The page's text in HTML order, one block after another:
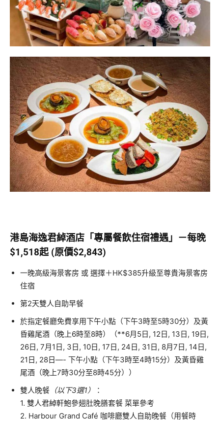
港島海逸君綽酒店「專屬餐飲住宿禮遇」－每晚
$1,518起 (原價$2,843)
一晚高級海景客房 或 選擇＋HK$385升級至尊貴海景客房
住宿
第2天雙人自助早餐
於指定餐廳免費享用下午小點（下午3時至5時30分）及黃
昏雞尾酒（晚上6時至8時）（**6月5日, 12日, 13日, 19日,
26日, 7月1日, 3日, 10日, 17日, 24日, 31日, 8月7日, 14日,
21日, 28日—- 下午小點（下午3時至4時15分）及黃昏雞
尾酒（晚上7時30分至8時45分））
雙人晚餐 （以下3選1）
：
1. 雙人君綽軒鮑參翅肚晚膳套餐 菜單參考
2. Harbour Grand Café 咖啡廳雙人自助晚餐（用餐時